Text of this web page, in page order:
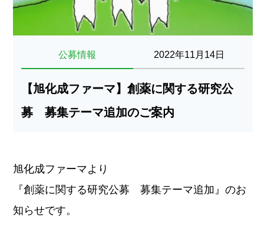
公募情報 2022年11月14日
【旭化成ファーマ】創薬に関する研究公
募 募集テーマ追加のご案内
旭化成ファーマより
『創薬に関する研究公募 募集テーマ追加』のお
知らせです。